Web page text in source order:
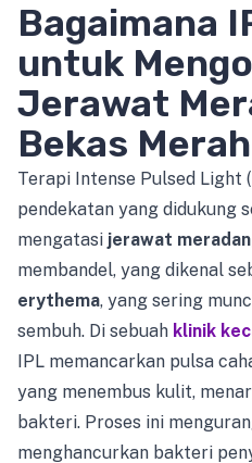
Bagaimana
untuk
Jerawat
Bekas Merah
Terapi Intense Pulsed Light
pendekatan yang didukung
mengatasi jerawat
membandel, yang dikenal
erythema, yang sering
sembuh. Di sebuah klinik
IPL memancarkan pulsa
yang menembus kulit,
bakteri. Proses ini
menghancurkan bakteri